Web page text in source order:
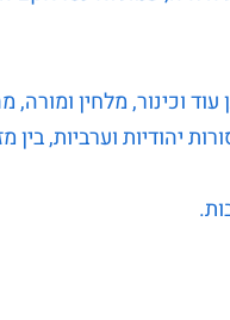
עוד וכינור, מלחין
יהודיות וערביות,